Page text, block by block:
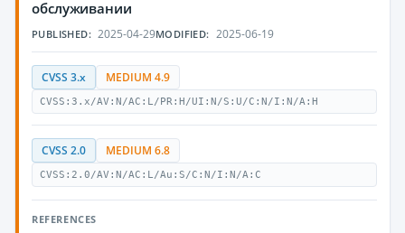
обслуживании
PUBLISHED: 2025-04-29MODIFIED: 2025-06-19
CVSS 3.x MEDIUM 4.9
CVSS:3.x/AV:N/AC:L/PR:H/UI:N/S:U/C:N/I:N/A:H
CVSS 2.0 MEDIUM 6.8
CVSS:2.0/AV:N/AC:L/Au:S/C:N/I:N/A:C
REFERENCES